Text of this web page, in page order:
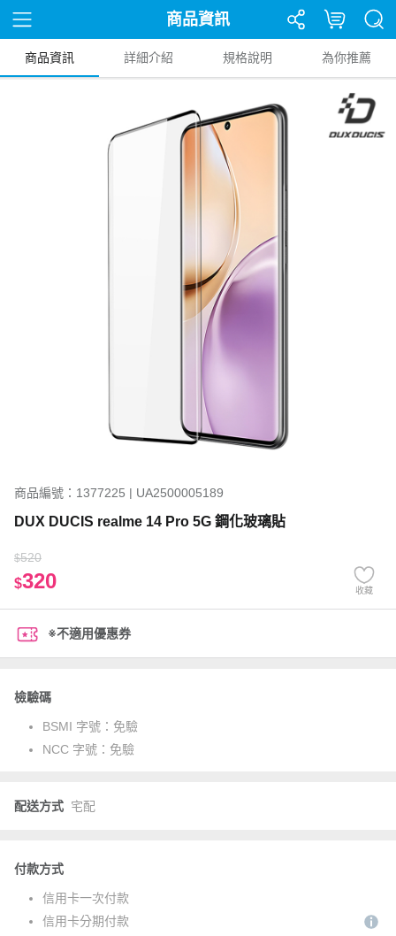
商品資訊
商品資訊 詳細介紹 規格說明 為你推薦
商品編號：1377225 | UA2500005189
DUX DUCIS realme 14 Pro 5G 鋼化玻璃貼
$520
$320 收藏
※不適用優惠券
檢驗碼
BSMI 字號： 免驗
NCC 字號： 免驗
配送方式 宅配
付款方式
信用卡一次付款
信用卡分期付款